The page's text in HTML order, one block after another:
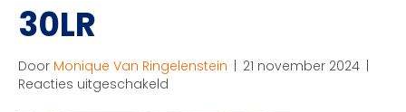
30LR
Door Monique Van Ringelenstein | 21 november 2024 |
Reacties uitgeschakeld